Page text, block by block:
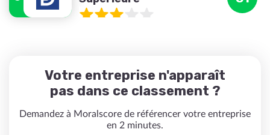
Votre entreprise n'apparaît
pas dans ce classement ?
Demandez à Moralscore de référencer votre entreprise
en 2 minutes.